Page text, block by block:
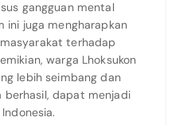
gangguan mental
ini juga mengharapkan
terhadap
warga Lhoksukon
lebih seimbang dan
berhasil, dapat menjadi